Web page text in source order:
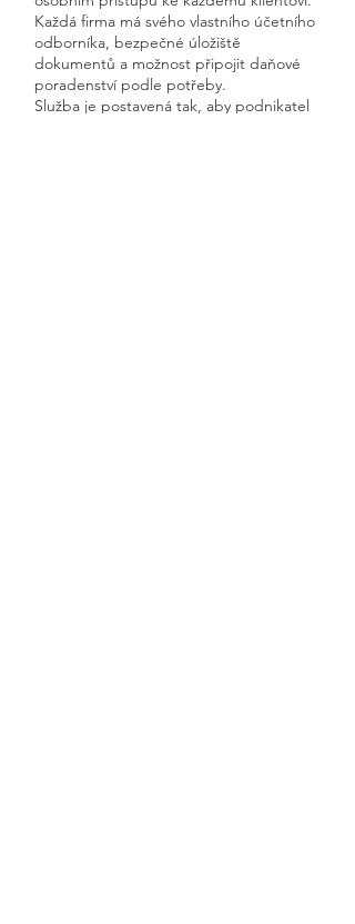
Každá firma má svého vlastního účetního
odborníka, bezpečné úložiště
dokumentů a možnost připojit daňové
poradenství podle potřeby.
Služba je postavená tak, aby podnikatel